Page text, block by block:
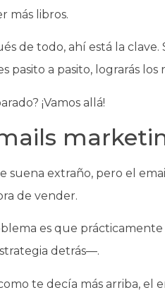
más libros.
de todo, ahí está la
pasito a pasito, lograrás los
¡Vamos allá!
suena extraño, pero el
de vender.
es que
detrás—.
te decía más arriba, el